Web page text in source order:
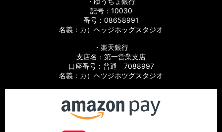
記号：10030
番号：08658991
名義：カ）ヘッジホッグスタジオ
・楽天銀行
支店名：第一営業支店
口座番号：普通 7088997
名義：カ）ヘツジホツグスタジオ